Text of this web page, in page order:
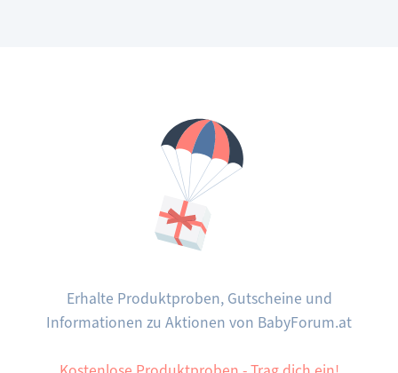
Erhalte Produktproben, Gutscheine und
Informationen zu Aktionen von BabyForum.at